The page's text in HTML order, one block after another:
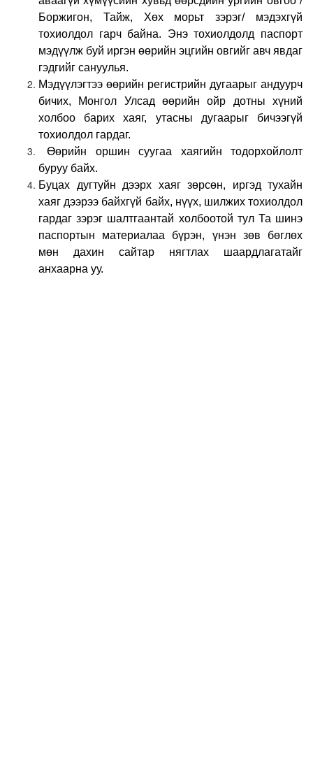
Боржигон, Тайж, Хөх морьт зэрэг/ мэдэхгүй
тохиолдол гарч байна. Энэ тохиолдолд паспорт
мэдүүлж буй иргэн өөрийн эцгийн овгийг авч явдаг
гэдгийг сануулья.
Мэдүүлэгтээ өөрийн регистрийн дугаарыг андуурч
бичих, Монгол Улсад өөрийн ойр дотны хүний
холбоо барих хаяг, утасны дугаарыг бичээгүй
тохиолдол гардаг.
Өөрийн оршин суугаа хаягийн тодорхойлолт
буруу байх.
Буцах дугтуйн дээрх хаяг зөрсөн, иргэд тухайн
хаяг дээрээ байхгүй байх, нүүх, шилжих тохиолдол
гардаг зэрэг шалтгаантай холбоотой тул Та шинэ
паспортын материалаа бүрэн, үнэн зөв
бөглөх
мөн дахин сайтар нягтлах шаардлагатайг
анхаарна уу.